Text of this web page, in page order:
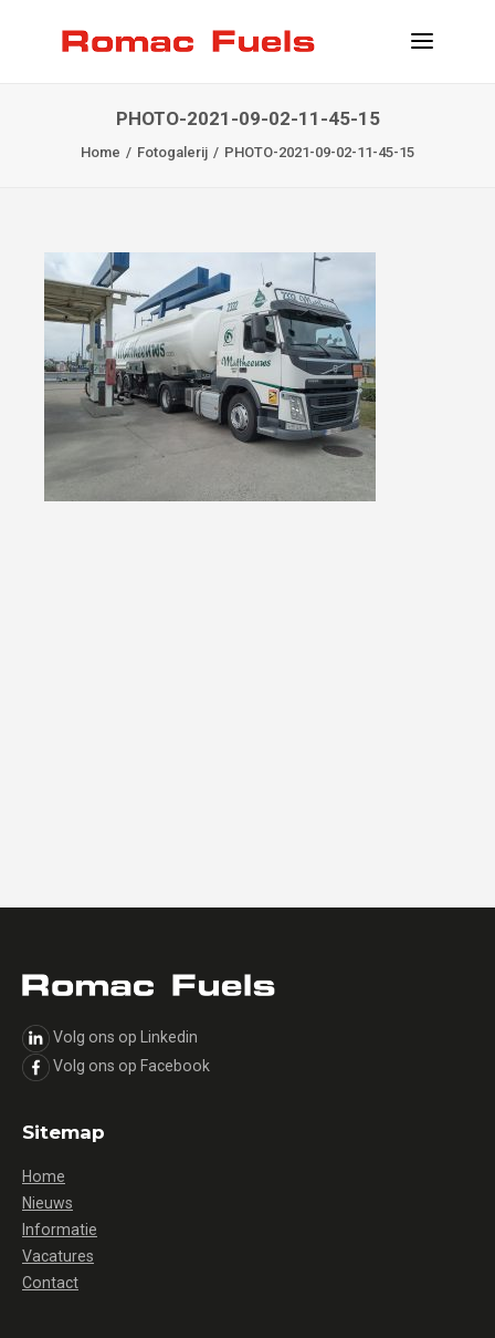
PRAKTISCHE INFO
KLANT WORDEN
CONTACT
INFO@ROMACFUELS.COM
+32 58 33 51 12
MYFUELS
PHOTO-2021-09-02-11-45-15
Home Fotogalerij PHOTO-2021-09-02-11-45-15
Volg ons op Linkedin
Volg ons op Facebook
Sitemap
Home
Nieuws
Informatie
Vacatures
Contact